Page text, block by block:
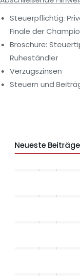
Steuerpflichtig:
Finale der
Broschüre:
Ruheständler
Verzugszinsen
Steuern und
Neueste Beiträge